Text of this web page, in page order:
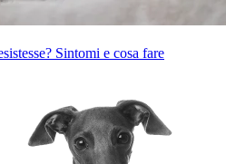
Sintomi e cosa fare